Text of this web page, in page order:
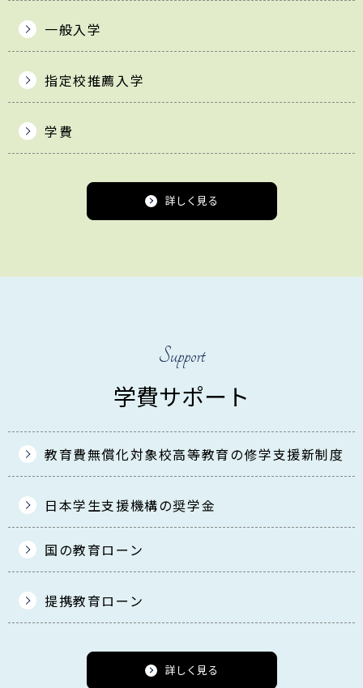
一般入学
指定校推薦入学
学費
詳しく見る
Support
学費サポート
教育費無償化対象校高等教育の修学支援新制度
日本学生支援機構の奨学金
国の教育ローン
提携教育ローン
詳しく見る